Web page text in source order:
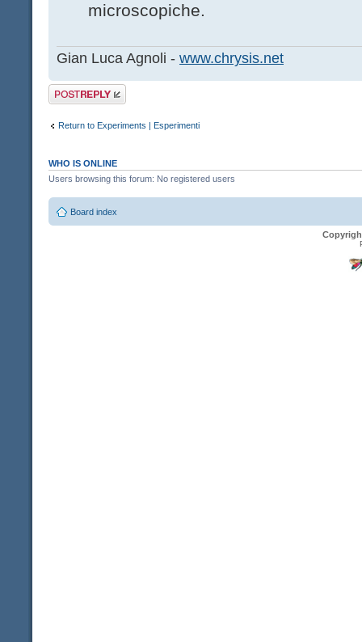
microscopiche.
Gian Luca Agnoli - www.chrysis.net
Post a reply
Return to Experiments | Esperimenti
WHO IS ONLINE
Users browsing this forum: No registered users
Board index